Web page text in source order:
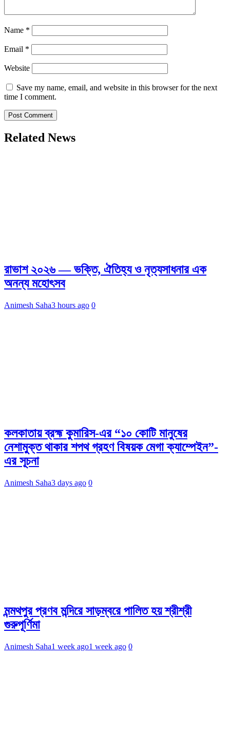
Name *
Email *
Website
Save my name, email, and website in this browser for the next
time I comment.
Related News
রাভাশ ২০২৬ — ভক্তি, ঐতিহ্য ও নৃত্যসাধনার এক
অনন্য মহোৎসব
Animesh Saha3 hours ago 0
কলকাতায় ব্রহ্ম কুমারিস-এর “১০ কোটি মানুষের
নেশামুক্ত থাকার শপথ গ্রহণ বিষয়ক মেগা ক্যাম্পেইন”-
এর সূচনা
Animesh Saha3 days ago 0
মন্মথপুর প্রণব মন্দিরে সাড়ম্বরে পালিত হয় শ্রীশ্রী
গুরুপূর্ণিমা
Animesh Saha1 week ago1 week ago 0